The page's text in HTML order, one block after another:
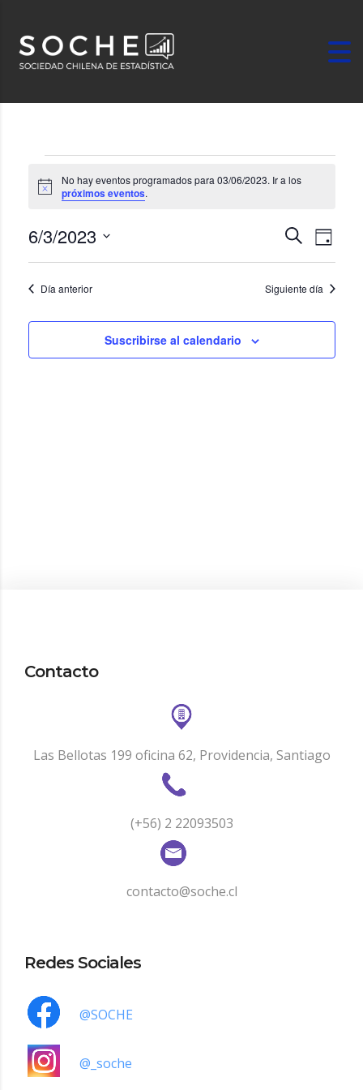
Eventos en 03/06/
Aviso
No hay eventos programados para 03/06/2023. Ir a los
próximos eventos.
de
y
Buscar
de
de
Día
6/3/2023
Selecciona
fecha.
Día anterior Siguiente día
Suscribirse al calendario
Contacto
Las Bellotas 199 oficina 62, Providencia, Santiago
(+56) 2 22093503
contacto@soche.cl
Redes Sociales
@SOCHE
@_soche